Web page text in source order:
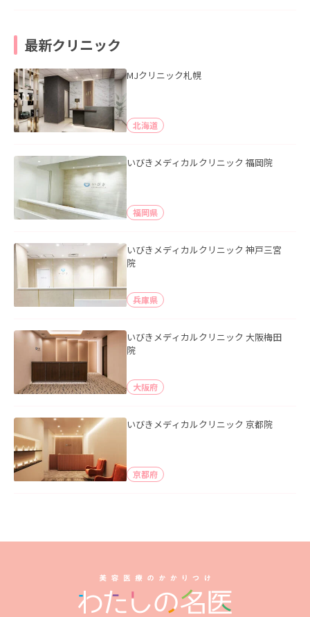
最新クリニック
MJクリニック札幌
北海道
いびきメディカルクリニック 福岡院
福岡県
いびきメディカルクリニック 神戸三宮
院
兵庫県
いびきメディカルクリニック 大阪梅田
院
大阪府
いびきメディカルクリニック 京都院
京都府